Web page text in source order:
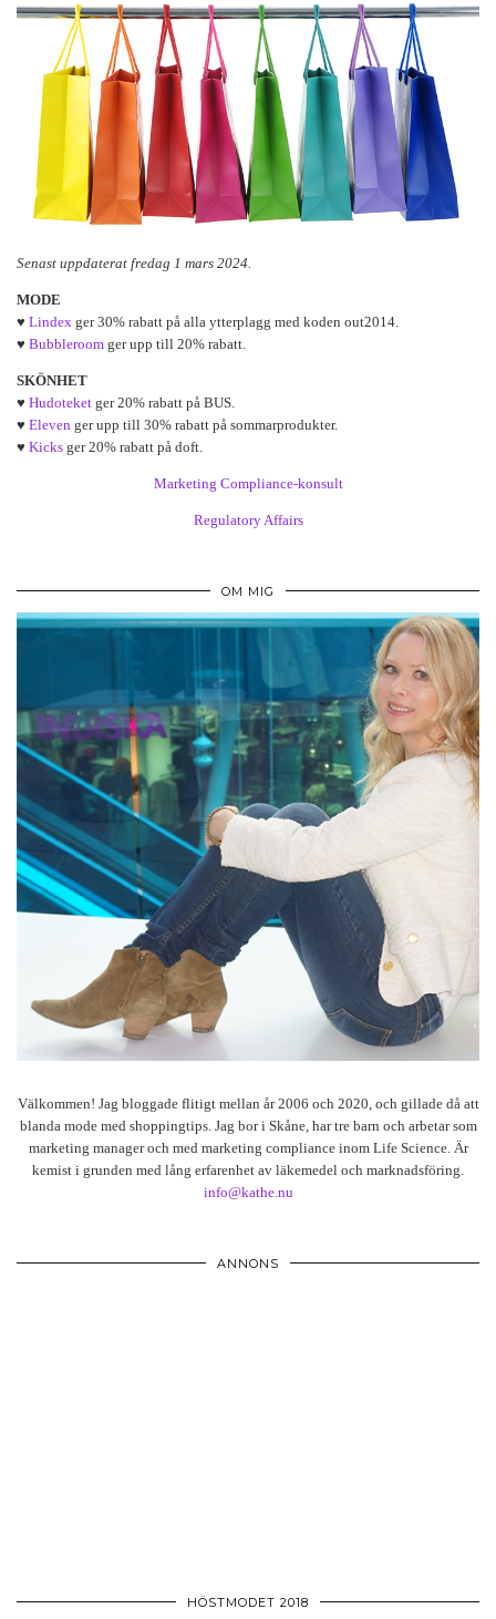
Senast uppdaterat fredag 1 mars 2024.
MODE
♥ Lindex ger 30% rabatt på alla ytterplagg med koden out2014.
♥ Bubbleroom ger upp till 20% rabatt.
SKÖNHET
♥ Hudoteket ger 20% rabatt på BUS.
♥ Eleven ger upp till 30% rabatt på sommarprodukter.
♥ Kicks ger 20% rabatt på doft.
Marketing Compliance-konsult
Regulatory Affairs
OM MIG
Välkommen! Jag bloggade flitigt mellan år 2006 och 2020, och gillade då att
blanda mode med shoppingtips. Jag bor i Skåne, har tre barn och arbetar som
marketing manager och med marketing compliance inom Life Science. Är
kemist i grunden med lång erfarenhet av läkemedel och marknadsföring.
info@kathe.nu
ANNONS
HÖSTMODET 2018